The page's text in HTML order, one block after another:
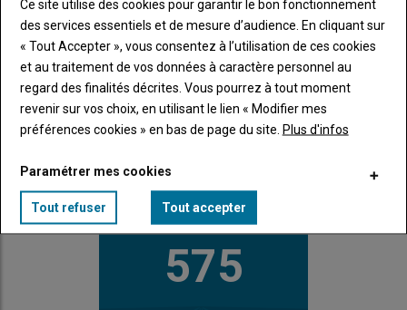
Publicité
LE CHIFFRE
575
Ce site utilise des cookies pour garantir le bon fonctionnement
des services essentiels et de mesure d’audience. En cliquant sur
« Tout Accepter », vous consentez à l’utilisation de ces cookies
et au traitement de vos données à caractère personnel au
regard des finalités décrites. Vous pourrez à tout moment
revenir sur vos choix, en utilisant le lien « Modifier mes
préférences cookies » en bas de page du site. Plus d'infos
Paramétrer mes cookies
Tout refuser Tout accepter